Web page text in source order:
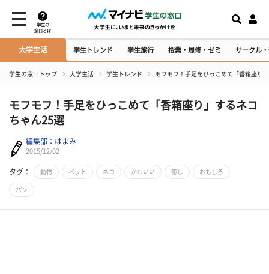
学生の
窓口とは
大学生活 学生トレンド 学生旅行 授業・履修・ゼミ サークル
学生の窓口トップ 大学生活 学生トレンド モフモフ！手足をひっこめて「香箱座り
モフモフ！手足をひっこめて「香箱座り」するネコ
ちゃん25選
編集部：はまみ
2015/12/02
タグ： 動物 ペット ネコ かわいい 癒し おもしろ
パン